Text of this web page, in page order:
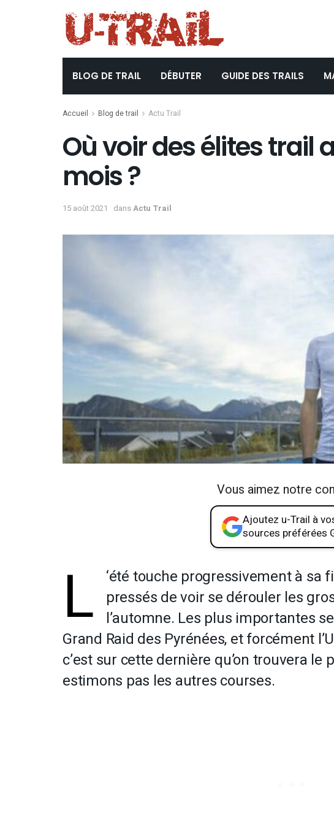
BLOG DE TRAIL DÉBUTER GUIDE DES TRAILS
Accueil Blog de trail Actu Trail
Où voir des élites trail
mois ?
15 août 2021 dansActu Trail
Vous aimez notre
Ajoutez u-Trail à
sources préférées
L
‘été touche progressivement à sa
pressés de voir se dérouler les
l’automne. Les plus importantes
Grand Raid des Pyrénées, et forcément
c’est sur cette dernière qu’on trouvera le
estimons pas les autres courses.